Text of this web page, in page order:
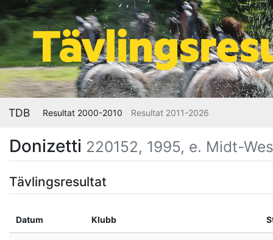
TDB Resultat 2000-2010 Resultat 2011-2026
Donizetti 220152, 1995, e. Midt-
Tävlingsresultat
Datum Klubb